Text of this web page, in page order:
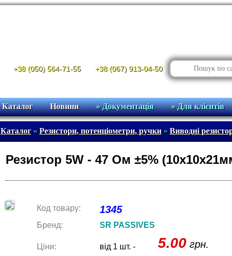
+38 (050) 564-71-55 +38 (067) 913-04-50
Каталог Новини » Документація » Для клієнтів
Каталог» Резистори, потенціометри, ручки» Виводні
Резистор 5W - 47 Ом ±5%
Код товару: 1345
Бренд: SR PASSIVES
Ціни: від 1 шт. - 5.00 грн.